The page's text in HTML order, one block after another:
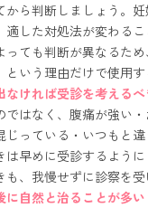
から判断しましょう。
適した対処法が変わる
ても判断が異なるた
いう理由だけで使用す
ければ受診を考えるべ
ではなく、腹痛が強い
じっている・いつもと
は早めに受診するよう
、我慢せずに診察を受
自然と治ることが多い